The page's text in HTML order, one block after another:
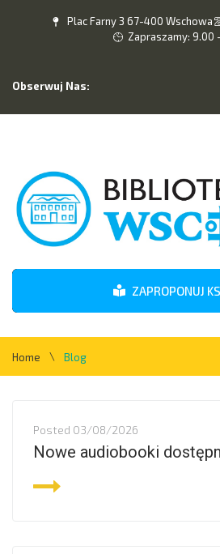
Plac Farny 3 67-400 Wschowa
Zapraszamy: 9.00
Obserwuj Nas:
ZAPROPONUJ
Home \ Blog
Posted 03/08/2026
Nowe audiobooki